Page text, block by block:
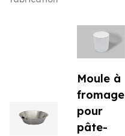
Moule à
fromage
pour
pâte-